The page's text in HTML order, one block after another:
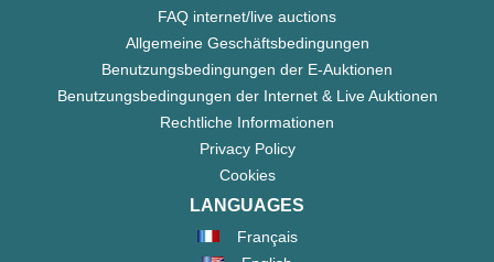
FAQ internet/live auctions
Allgemeine Geschäftsbedingungen
Benutzungsbedingungen der E-Auktionen
Benutzungsbedingungen der Internet & Live Auktionen
Rechtliche Informationen
Privacy Policy
Cookies
LANGUAGES
Français